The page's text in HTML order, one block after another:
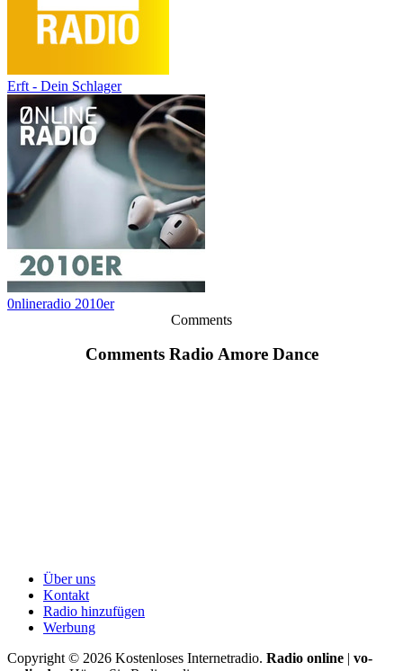
Erft - Dein Schlager
0nlineradio 2010er
Comments
Comments Radio Amore Dance
Über uns
Kontakt
Radio hinzufügen
Werbung
Copyright © 2026 Kostenloses Internetradio. Radio online | vo-